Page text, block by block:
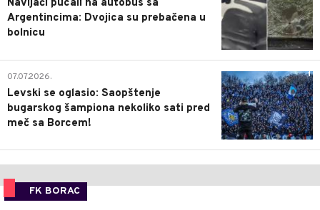
Navijači pucali na autobus sa
Argentincima: Dvojica su prebačena u
bolnicu
1
07.07.2026.
Levski se oglasio: Saopštenje
bugarskog šampiona nekoliko sati pred
meč sa Borcem!
FK BORAC